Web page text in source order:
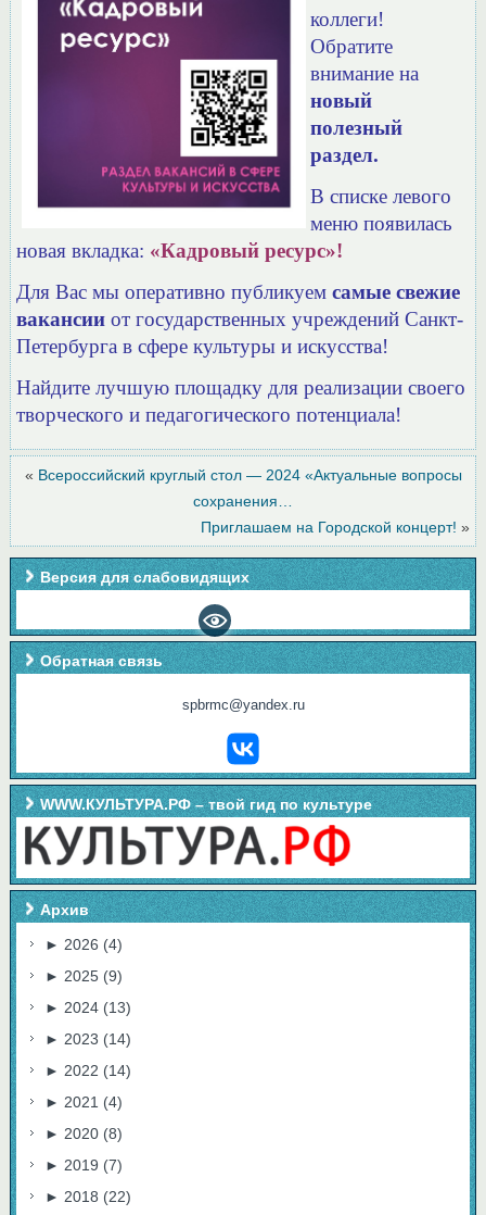
коллеги!
Обратите
внимание на
новый
полезный
раздел.
В списке левого
меню появилась
новая вкладка: «Кадровый ресурс»!
Для Вас мы оперативно публикуемсамые свежие
вакансии от государственных учреждений Санкт-
Петербурга в сфере культуры и искусства!
Найдите лучшую площадку для реализации своего
творческого и педагогического потенциала!
« Всероссийский круглый стол — 2024 «Актуальные вопросы
сохранения…
Приглашаем на Городской концерт! »
Версия для слабовидящих
Обратная связь
spbrmc@yandex.ru
WWW.КУЛЬТУРА.РФ – твой гид по культуре
Архив
► 2026 (4)
► 2025 (9)
► 2024 (13)
► 2023 (14)
► 2022 (14)
► 2021 (4)
► 2020 (8)
► 2019 (7)
► 2018 (22)